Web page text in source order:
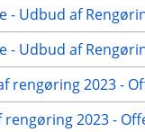
Udbud af
- Udbud af
rengøring 2023 -
rengøring 2023 -